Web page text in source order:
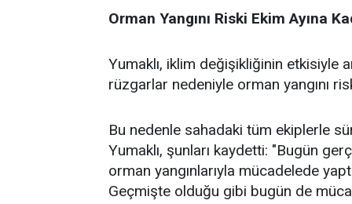
Orman Yangını Riski Ekim Ayına
Yumaklı, iklim değişikliğinin etkisiyle
rüzgarlar nedeniyle orman yangını
Bu nedenle sahadaki tüm ekiplerle
Yumaklı, şunları kaydetti: "Bugün
orman yangınlarıyla mücadelede
Geçmişte olduğu gibi bugün de